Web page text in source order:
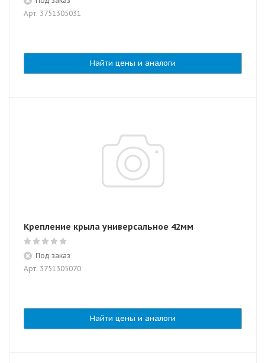
Арт: 3751305031
Найти цены и аналоги
Крепление крыла универсальное 42мм
Под заказ
Арт: 3751305070
Найти цены и аналоги